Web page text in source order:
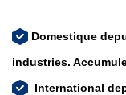
Domestique
industries.
International